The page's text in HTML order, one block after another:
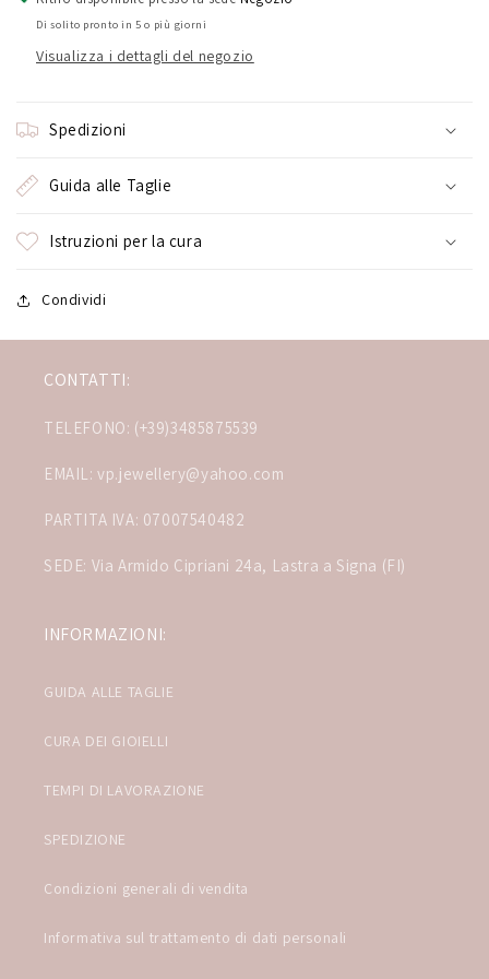
Di solito pronto in 5 o più giorni
Visualizza i dettagli del negozio
Spedizioni
Guida alle Taglie
Istruzioni per la cura
Condividi
CONTATTI:
TELEFONO: (+39)3485875539
EMAIL: vp.jewellery@yahoo.com
PARTITA IVA: 07007540482
SEDE: Via Armido Cipriani 24a, Lastra a Signa (FI)
INFORMAZIONI:
GUIDA ALLE TAGLIE
CURA DEI GIOIELLI
TEMPI DI LAVORAZIONE
SPEDIZIONE
Condizioni generali di vendita
Informativa sul trattamento di dati personali